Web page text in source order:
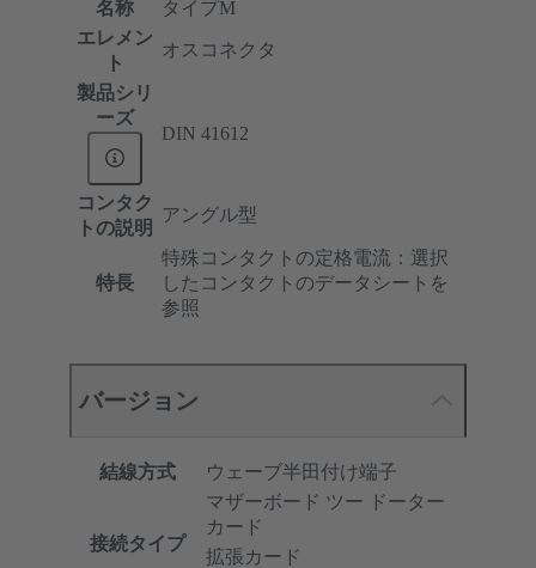
名称
タイプM
エレメン
ト
オスコネクタ
製品シリ
ーズ
DIN 41612
コンタク
トの説明
アングル型
特長
特殊コンタクトの定格電流：選択
したコンタクトのデータシートを
参照
バージョン
結線方式 ウェーブ半田付け端子
接続タイプ
マザーボード ツー ドーター
カード
拡張カード